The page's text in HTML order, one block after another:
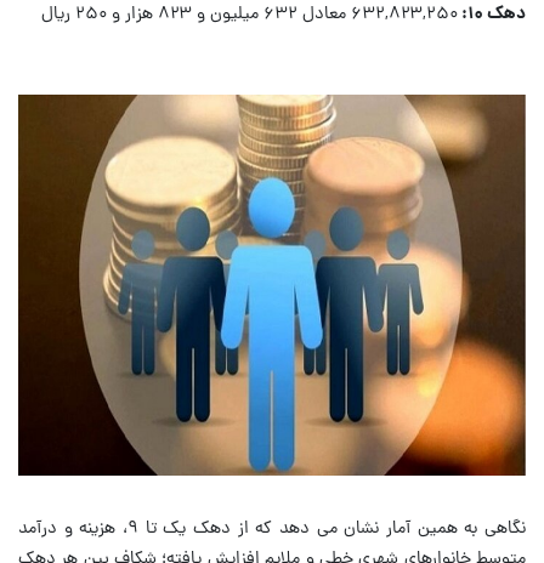
دهک ۱۰: ‌
۶۳۲,۸۲۳,۲۵۰ معادل ۶۳۲ میلیون و ۸۲۳ هزار و ۲۵۰ ریال
نگاهی به همین آمار نشان می دهد که از دهک یک تا ۹، هزینه و درآمد